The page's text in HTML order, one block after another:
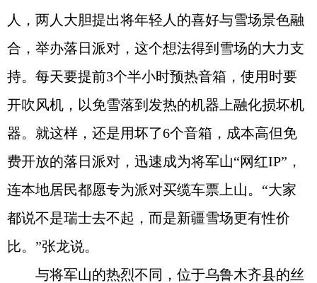
人，两人大胆提出将年轻人的喜好与雪场景色融
合，举办落日派对，这个想法得到雪场的大力支
持。每天要提前3个半小时预热音箱，使用时要
开吹风机，以免雪落到发热的机器上融化损坏机
器。就这样，还是用坏了6个音箱，成本高但免
费开放的落日派对，迅速成为将军山“网红IP”，
连本地居民都愿专为派对买缆车票上山。“大家
都说不是瑞士去不起，而是新疆雪场更有性价
比。”张龙说。
与将军山的热烈不同，位于乌鲁木齐县的丝